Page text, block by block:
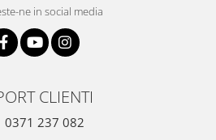
ne in social media
CLIENTI
0371 237 082